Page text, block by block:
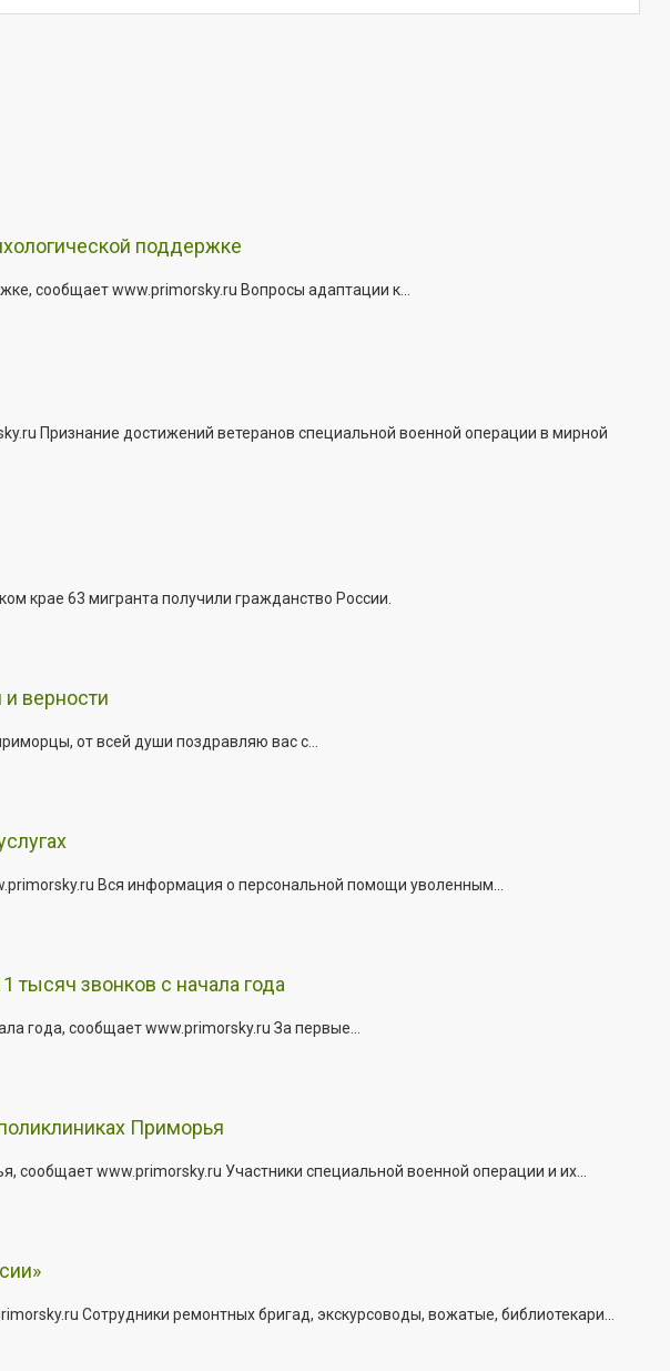
поддержке
сообщает www.primorsky.ru Вопросы адаптации к...
Признание достижений ветеранов специальной военной операции в мирной
крае 63 мигранта получили гражданство России.
верности
от всей души поздравляю вас с...
Вся информация о персональной помощи уволенным...
звонков с начала года
года, сообщает www.primorsky.ru За первые...
Приморья
www.primorsky.ru Участники специальной военной операции и их...
Сотрудники ремонтных бригад, экскурсоводы, вожатые, библиотекари...